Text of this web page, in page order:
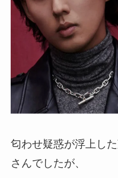
匂わせ疑惑が浮上し
さんでしたが、